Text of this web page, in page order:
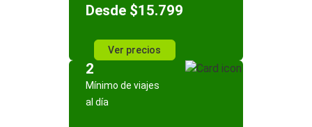
Desde $15.799
Ver precios
2
Mínimo de viajes
al día